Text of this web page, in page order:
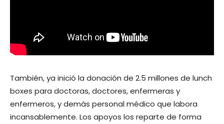
También, ya inició la donación de 2.5 millones de lunch
boxes para doctoras, doctores, enfermeras y
enfermeros, y demás personal médico que labora
incansablemente. Los apoyos los reparte de forma